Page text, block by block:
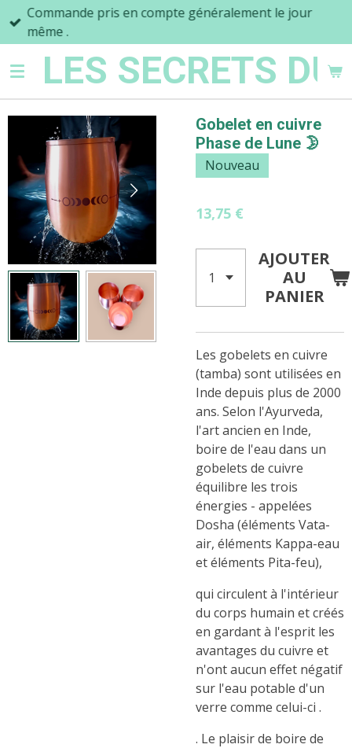
Passer
contenu
principalLES SECRETS
Commande pris en compte généralement le jour
même .
Gobelet en cuivre
Phase de Lune 🌛
Nouveau
13,75 €
AJOUTER
AU
PANIER
Les gobelets en cuivre
(tamba) sont utilisées en
Inde depuis plus de 2000
ans. Selon l'Ayurveda,
l'art ancien en Inde,
boire de l'eau dans un
gobelets de cuivre
équilibre les trois
énergies - appelées
Dosha (éléments Vata-
air, éléments Kappa-eau
et éléments Pita-feu),
qui circulent à l'intérieur
du corps humain et créés
en gardant à l'esprit les
avantages du cuivre et
n'ont aucun effet négatif
sur l'eau potable d'un
verre comme celui-ci .
. Le plaisir de boire de